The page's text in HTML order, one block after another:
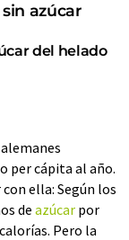
azúcar
del helado
per cápita al año.
ella: Según los
de azúcar por
Pero la